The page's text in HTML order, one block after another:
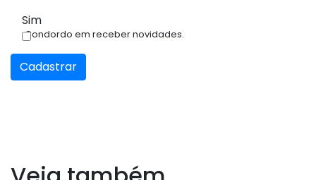
Sim
Condordo em receber novidades.
Cadastrar